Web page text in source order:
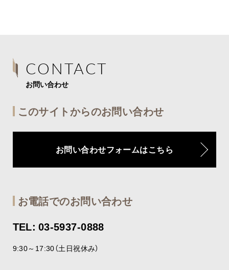
CONTACT
お問い合わせ
このサイトからのお問い合わせ
お問い合わせフォームはこちら
お電話でのお問い合わせ
TEL: 03-5937-0888
9:30～17:30（土日祝休み）